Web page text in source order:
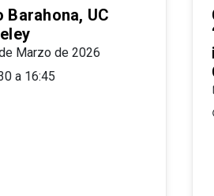
Barahona, UC
Marzo de 2026
a 16:45